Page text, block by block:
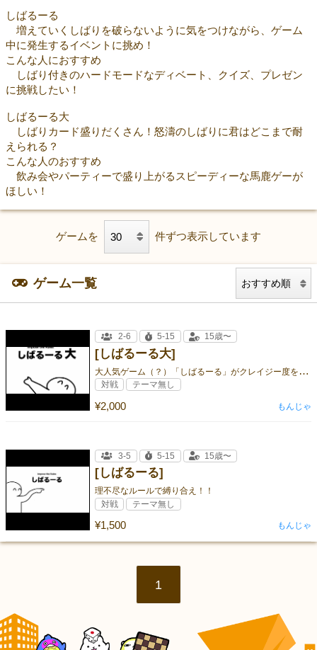
しばるーる
増えていくしばりを破らないように気をつけながら、ゲーム
中に発生するイベントに挑め！
こんな人におすすめ
しばり付きのハードモードなディベート、クイズ、プレゼン
に挑戦したい！
しばるーる大
しばりカード盛りだくさん！怒濤のしばりに君はどこまで耐
えられる？
こんな人のおすすめ
飲み会やパーティーで盛り上がるスピーディーな馬鹿ゲーが
ほしい！
ゲームを 件ずつ表示しています
ゲーム一覧
[しばるーる大]
大
人気ゲーム（？）「しばるーる」がクレイジー度を増して帰ってきた！！
¥2,000
2-6 5-15 15歳〜
対戦 テーマ無し
もんじゃ
[しばるーる]
理不尽なルールで縛り合え！！
¥1,500
3-5 5-15 15歳〜
対戦 テーマ無し
もんじゃ
1